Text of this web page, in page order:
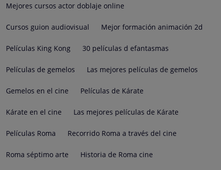
Mejores cursos actor doblaje online
Cursos guion audiovisual Mejor formación animación 2d
Películas King Kong 30 películas d efantasmas
Películas de gemelos Las mejores películas de gemelos
Gemelos en el cine Películas de Kárate
Kárate en el cine Las mejores películas de Kárate
Películas Roma Recorrido Roma a través del cine
Roma séptimo arte Historia de Roma cine